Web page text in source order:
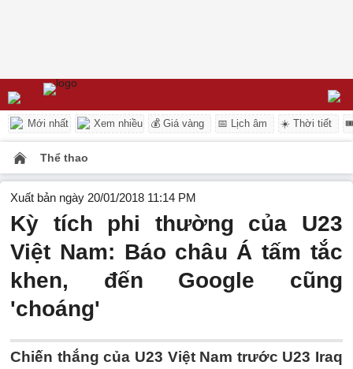
Mới nhất Xem nhiều 💰 Giá vàng 📅 Lịch âm ☀️ Thời tiết
Thể thao
Xuất bản ngày 20/01/2018 11:14 PM
Kỳ tích phi thường của U23
Việt Nam: Báo châu Á tấm tắc
khen, đến Google cũng
'choáng'
Chiến thắng của U23 Việt Nam trước U23 Iraq